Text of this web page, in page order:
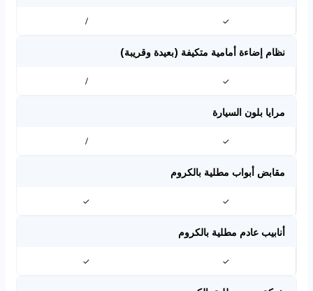
✓
/
نظام إضاءة أمامية متكيفة (بعيدة وقريبة)
✓
/
مرايا بلون السيارة
✓
/
مقابض أبواب مطلية بالكروم
✓
✓
أنابيب عادم مطلية بالكروم
✓
✓